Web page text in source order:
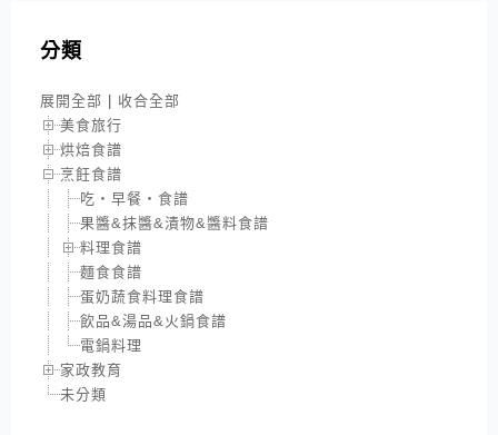
分類
展開全部 | 收合全部
美食旅行
烘焙食譜
烹飪食譜
吃‧早餐‧食譜
果醬&抹醬&漬物&醬料食譜
料理食譜
麵食食譜
蛋奶蔬食料理食譜
飲品&湯品&火鍋食譜
電鍋料理
家政教育
未分類